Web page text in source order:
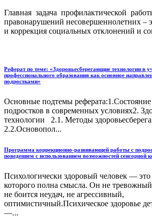
Главная задача профилактической
правонарушений несовершеннолетних –
и коррекция социальных отклонений и
Реферат по теме: «Здоровьесберегающие технологии в
профессионального образования как основное
подростками»
Основные подтемы реферата:1.Состояние
подростков в современных условиях2.
технологии 2.1. Методы
2.2.Основопол...
Программа коррекционно-развивающей работы с
поведением с использованием возможностей сенсорной
Психологически здоровый человек — это
которого полна смысла. Он не
не боится неудач, не агрессивный,
оптимистичный.Психическое здоровье
—...